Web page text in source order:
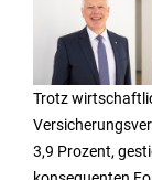
Trotz
3,9 Prozent,